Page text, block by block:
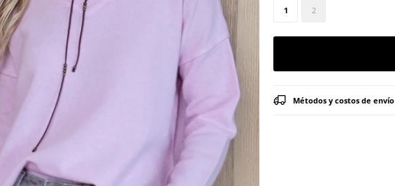
1 2
Métodos y costos de envío